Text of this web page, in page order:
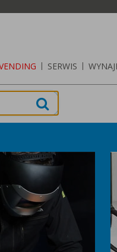
| SERWIS |